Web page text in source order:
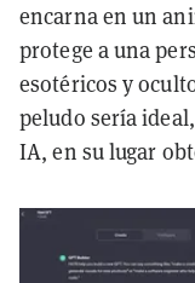
encarna en un
protege a una
esotéricos y
peludo sería
IA, en su lugar